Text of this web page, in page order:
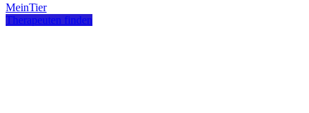
MeinTier
Therapeuten finden